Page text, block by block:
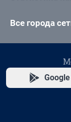
Все города